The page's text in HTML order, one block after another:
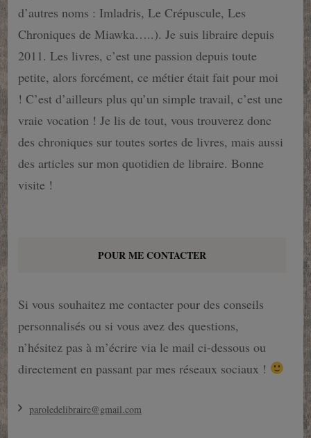
d’autres noms : Imladris, Le Crépuscule, Les
Chroniques de Miawka…..). Je suis libraire depuis
2011. Les livres, c’est une passion depuis toute
petite, alors forcément, ce métier était fait pour moi
! C’est d’ailleurs plus qu’un simple travail, c’est une
vraie vocation ! Je lis de tout, vous trouverez donc
des chroniques sur toutes sortes de livres, mais aussi
des articles sur mon quotidien de libraire. Bonne
visite !
POUR ME CONTACTER
Si vous souhaitez me contacter pour des conseils
personnalisés ou si vous avez des questions,
n’hésitez pas à m’écrire via le mail ci-dessous ou
directement en passant par mes réseaux sociaux !
paroledelibraire@gmail.com